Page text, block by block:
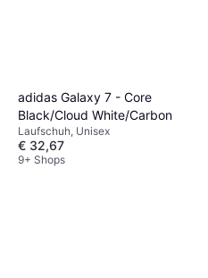
adidas Galaxy 7 - Core
Black/Cloud White/Carbon
Laufschuh, Unisex
€ 32,67
9+ Shops